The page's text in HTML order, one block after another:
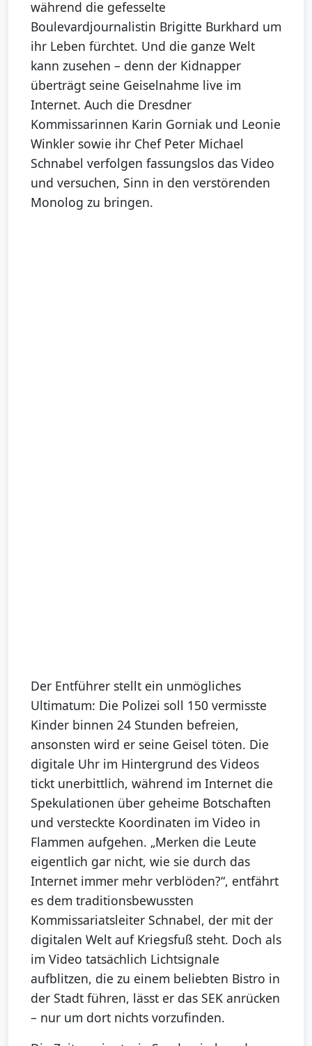
während die gefesselte
Boulevardjournalistin Brigitte Burkhard um
ihr Leben fürchtet. Und die ganze Welt
kann zusehen – denn der Kidnapper
überträgt seine Geiselnahme live im
Internet. Auch die Dresdner
Kommissarinnen Karin Gorniak und Leonie
Winkler sowie ihr Chef Peter Michael
Schnabel verfolgen fassungslos das Video
und versuchen, Sinn in den verstörenden
Monolog zu bringen.
Der Entführer stellt ein unmögliches
Ultimatum: Die Polizei soll 150 vermisste
Kinder binnen 24 Stunden befreien,
ansonsten wird er seine Geisel töten. Die
digitale Uhr im Hintergrund des Videos
tickt unerbittlich, während im Internet die
Spekulationen über geheime Botschaften
und versteckte Koordinaten im Video in
Flammen aufgehen. „Merken die Leute
eigentlich gar nicht, wie sie durch das
Internet immer mehr verblöden?“, entfährt
es dem traditionsbewussten
Kommissariatsleiter Schnabel, der mit der
digitalen Welt auf Kriegsfuß steht. Doch als
im Video tatsächlich Lichtsignale
aufblitzen, die zu einem beliebten Bistro in
der Stadt führen, lässt er das SEK anrücken
– nur um dort nichts vorzufinden.